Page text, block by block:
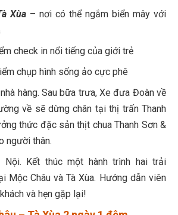
Xùa – nơi có thể ngắm biển mây với
check in nổi tiếng của giới trẻ
chụp hình sống ảo cực phê
hàng. Sau bữa trưa, Xe đưa Đoàn về
về sẽ dừng chân tại thị trấn Thanh
thức đặc sản thịt chua Thanh Sơn &
người thân.
Nội. Kết thúc một hành trình hai trải
Mộc Châu và Tà Xùa. Hướng dẫn viên
và hẹn gặp lại!